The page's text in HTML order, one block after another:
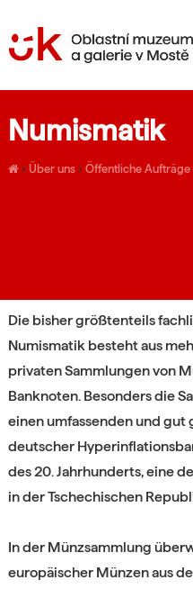
Numismatik
› Über uns› Öffentliche Aufträge
Die bisher größtenteils
Numismatik besteht aus
privaten Sammlungen von
Banknoten. Besonders die
einen umfassenden und gut
deutscher
des 20. Jahrhunderts, eine
in der Tschechischen
In der Münzsammlung
europäischer Münzen aus